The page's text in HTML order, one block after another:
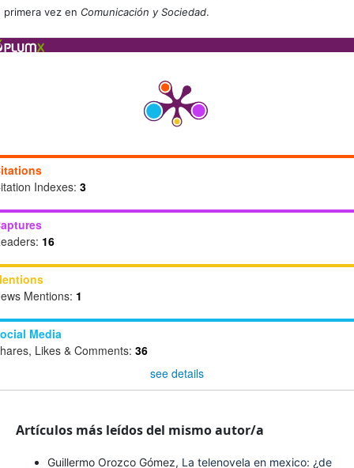
primera vez en Comunicación y Sociedad.
Indexes: 3
16
Mentions: 1
Media
Likes & Comments: 36
see details
Artículos más leídos del mismo autor/a
Guillermo Orozco Gómez, La telenovela en mexico: ¿de